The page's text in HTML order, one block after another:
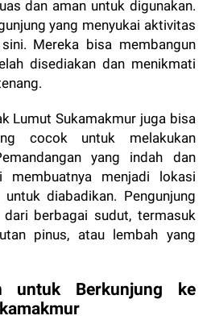
dan aman untuk digunakan.
yang menyukai aktivitas
Mereka bisa membangun
disediakan dan menikmati
Lumut Sukamakmur juga bisa
cocok untuk melakukan
yang indah dan
membuatnya menjadi lokasi
diabadikan. Pengunjung
berbagai sudut, termasuk
pinus, atau lembah yang
untuk Berkunjung ke